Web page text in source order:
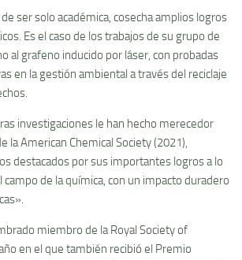
ser solo académica, cosecha amplios logros
Es el caso de los trabajos de su grupo de
al grafeno inducido por láser, con probadas
en la gestión ambiental a través del reciclaje
investigaciones le han hecho merecedor
la American Chemical Society (2021),
destacados por sus importantes logros a lo
campo de la química, con un impacto duradero
miembro de la Royal Society of
en el que también recibió el Premio